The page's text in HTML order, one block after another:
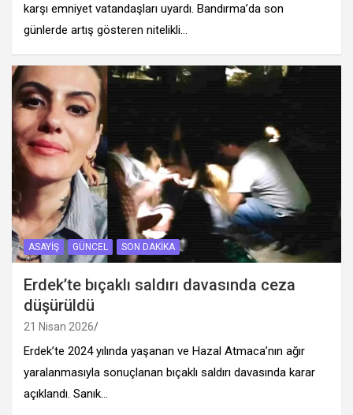
karşı emniyet vatandaşları uyardı. Bandırma’da son
günlerde artış gösteren nitelikli…
ASAYIŞ GÜNCEL SON DAKIKA
Erdek’te bıçaklı saldırı davasında ceza
düşürüldü
21 Nisan 2026
Erdek’te 2024 yılında yaşanan ve Hazal Atmaca’nın ağır
yaralanmasıyla sonuçlanan bıçaklı saldırı davasında karar
açıklandı. Sanık…